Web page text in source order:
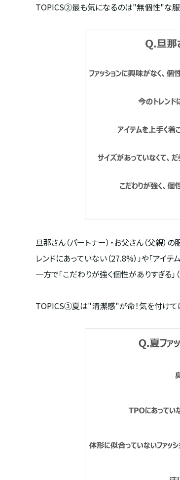
TOPICS②最も気になるのは"無個性"な
旦那さん（パートナー）・お父さん（父親）
レンドにあっていない（27.8%）」や「アイ
一方で「こだわりが強く個性がありすぎる」（
TOPICS③夏は"清潔感"が命！気を付けて